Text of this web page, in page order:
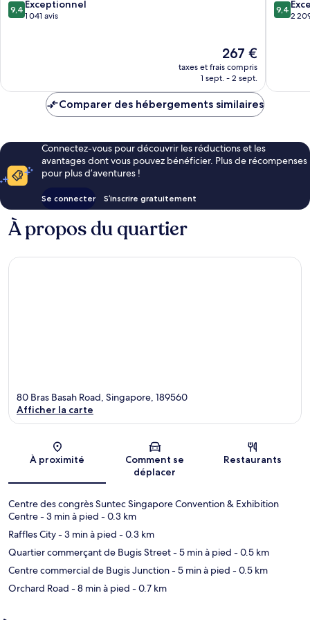
ville
de
9.4
sur
9,4 Exceptionnel
1 041 avis
Le
nouveau
prix
de
267 €
taxes et frais compris
1 sept. - 2 sept.
9.4
sur
9,4
2
Comparer des hébergements similaires
Connectez-vous pour découvrir les réductions et les
avantages dont vous pouvez bénéficier. Plus de récompenses
pour plus d’aventures !
Se connecter S’inscrire gratuitement
À propos du quartier
Carte
80 Bras Basah Road, Singapore, 189560
Afficher la carte
À proximité
Comment se
déplacer
Restaurants
Centre des congrès Suntec Singapore Convention & Exhibition
Centre- 3 min à pied - 0.3 km
Raffles City- 3 min à pied - 0.3 km
Quartier commerçant de Bugis Street- 5 min à pied - 0.5 km
Centre commercial de Bugis Junction- 5 min à pied - 0.5 km
Orchard Road - 8 min à pied - 0.7 km